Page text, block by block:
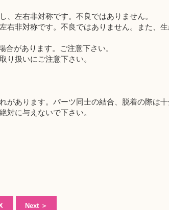
左右非対称です。不良ではありません。
非対称です。不良ではありません。また、
があります。ご注意下さい。
扱いにご注意下さい。
あります。パーツ同士の結合、脱着の際は十
に与えないで下さい。
Next ＞